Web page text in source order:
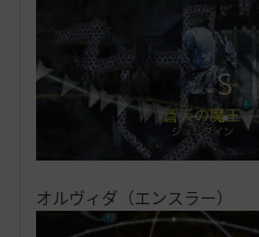
オルヴィダ（エンスラー）